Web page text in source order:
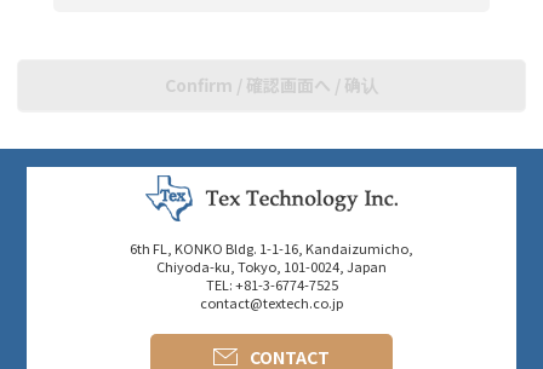
Confirm / 確認画面へ / 确认
6th FL, KONKO Bldg. 1-1-16, Kandaizumicho,
Chiyoda-ku, Tokyo, 101-0024, Japan
TEL: +81-3-6774-7525
contact@textech.co.jp
CONTACT